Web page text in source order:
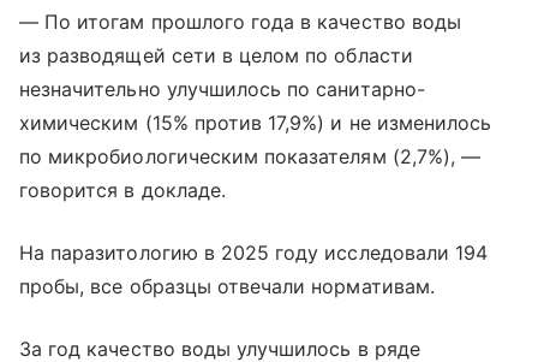
— По итогам прошлого года в качество воды
из разводящей сети в целом по области
незначительно улучшилось по санитарно-
химическим (15% против 17,9%) и не изменилось
по микробиологическим показателям (2,7%), —
говорится в докладе.
На паразитологию в 2025 году исследовали 194
пробы, все образцы отвечали нормативам.
За год качество воды улучшилось в ряде